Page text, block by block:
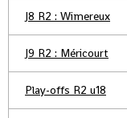
J8 R2 : Wimereux
J9 R2 : Méricourt
Play-offs R2 u18